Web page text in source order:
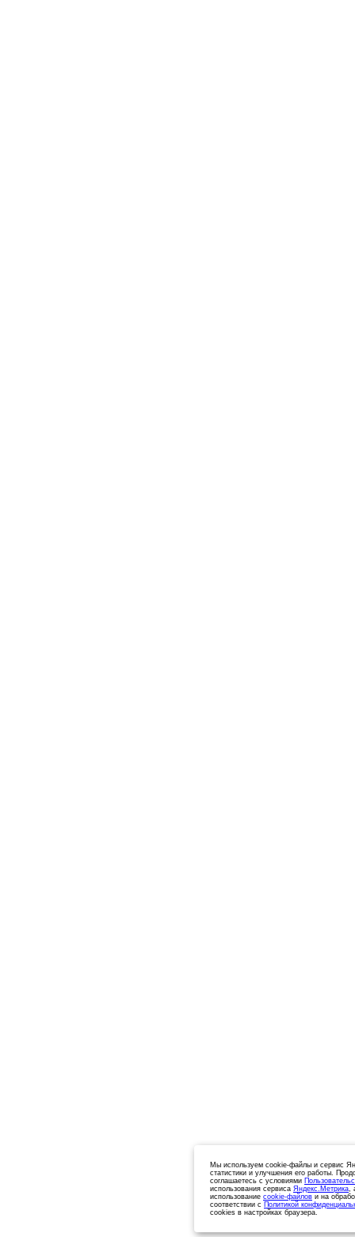
Мы используем cookie-файлы и сервис
статистики и улучшения его работы.
соглашаетесь с условиями
использования сервиса Яндекс.Метрика,
использование cookie-файлов и на
соответствии с Политикой
cookies в настройках браузера.